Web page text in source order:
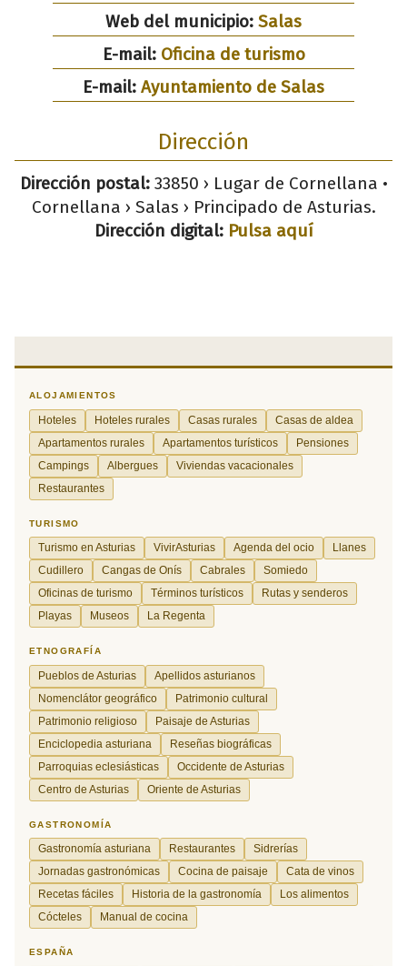
Web del municipio: Salas
E-mail: Oficina de turismo
E-mail: Ayuntamiento de Salas
Dirección
Dirección postal:33850 › Lugar de Cornellana •
Cornellana › Salas › Principado de Asturias.
Dirección digital: Pulsa aquí